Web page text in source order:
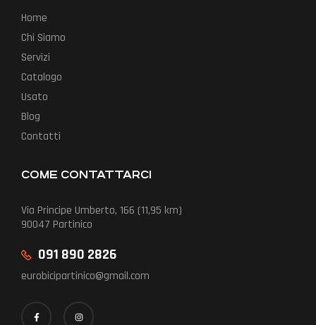
Home
Chi Siamo
Servizi
Catalogo
Usato
Blog
Contatti
COME CONTATTARCI
Via Principe Umberto, 166 (11,95 km)
90047 Partinico
091 890 2826
eurobicipartinico@gmail.com